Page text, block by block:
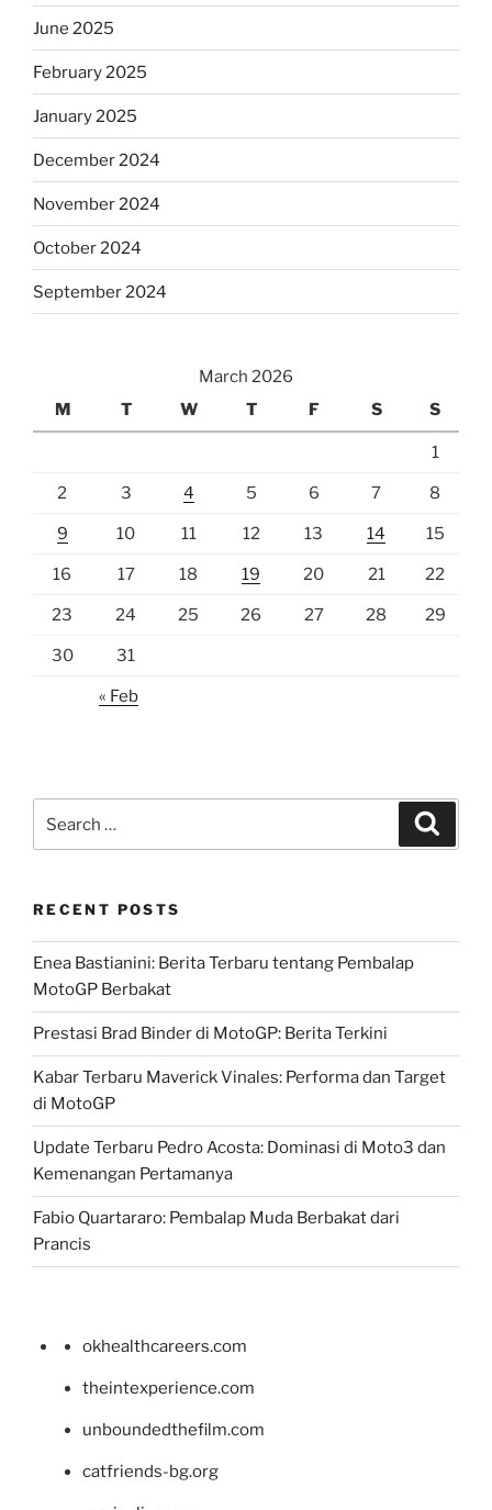
June 2025
February 2025
January 2025
December 2024
November 2024
October 2024
September 2024
March 2026
M
T W T F S S
1
2 3 4 5 6 7 8
9 10 11 12 13 14 15
16 17 18 19 20 21 22
23 24 25 26 27 28 29
30 31
« Feb
for:
RECENT POSTS
Enea Bastianini: Berita Terbaru tentang Pembalap
MotoGP Berbakat
Prestasi Brad Binder di MotoGP: Berita Terkini
Kabar Terbaru Maverick Vinales: Performa dan Target
di MotoGP
Update Terbaru Pedro Acosta: Dominasi di Moto3 dan
Kemenangan Pertamanya
Fabio Quartararo: Pembalap Muda Berbakat dari
Prancis
okhealthcareers.com
theintexperience.com
unboundedthefilm.com
catfriends-bg.org